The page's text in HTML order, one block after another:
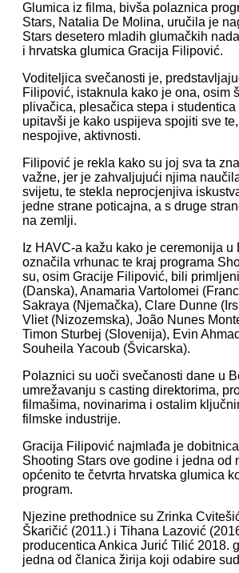
Glumica iz filma, bivša polaznica
Stars, Natalia De Molina, uručila je
Stars desetero mladih glumačkih
i hrvatska glumica Gracija Filipović.
Voditeljica svečanosti je,
Filipović, istaknula kako je ona, osim
plivačica, plesačica stepa i
upitavši je kako uspijeva spojiti sve
nespojive, aktivnosti.
Filipović je rekla kako su joj sva ta
važne, jer je zahvaljujući njima
svijetu, te stekla neprocjenjiva
jedne strane poticajna, a s druge
na zemlji.
Iz HAVC-a kažu kako je ceremonija
označila vrhunac te kraj programa
su, osim Gracije Filipović, bili
(Danska), Anamaria Vartolomei
Sakraya (Njemačka), Clare Dunne
Vliet (Nizozemska), João Nunes
Timon Sturbej (Slovenija), Evin
Souheila Yacoub (Švicarska).
Polaznici su uoči svečanosti dane u
umrežavanju s casting direktorima,
filmašima, novinarima i ostalim
filmske industrije.
Gracija Filipović najmlađa je
Shooting Stars ove godine i jedna od
općenito te četvrta hrvatska glumica
program.
Njezine prethodnice su Zrinka
Škaričić (2011.) i Tihana Lazović
producentica Ankica Jurić Tilić 2018.
jedna od članica žirija koji odabire